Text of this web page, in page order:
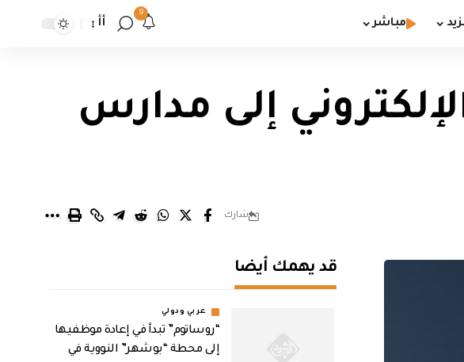
مباشر
9
أأ
إلى مدارس
شارك
قد يهمك أيضا
عربي ودولي
“روساتوم” تبدأ في إعادة موظفيها
إلى محطة “بوشهر” النووية في